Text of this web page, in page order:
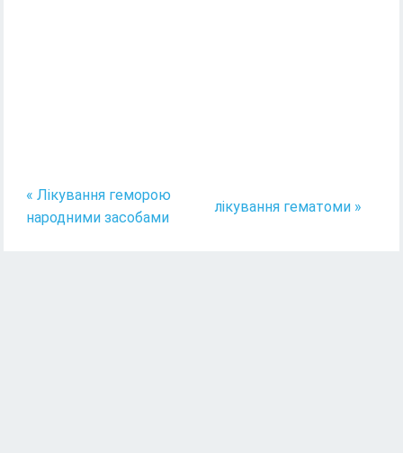
« Лікування геморою
народними засобами
лікування гематоми »